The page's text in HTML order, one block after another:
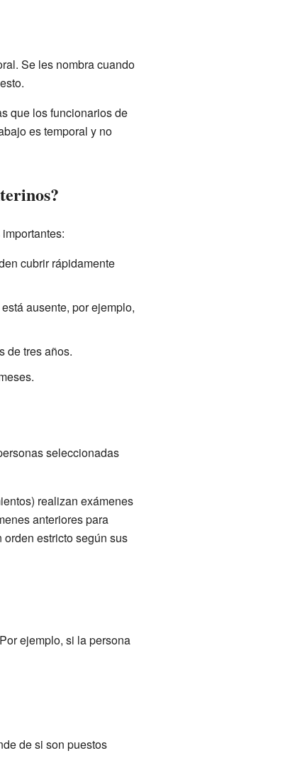
Se les nombra cuando
que los funcionarios de
es temporal y no
cubrir rápidamente
ausente, por ejemplo,
de tres años.
seleccionadas
realizan exámenes
anteriores para
estricto según sus
ejemplo, si la persona
de si son puestos